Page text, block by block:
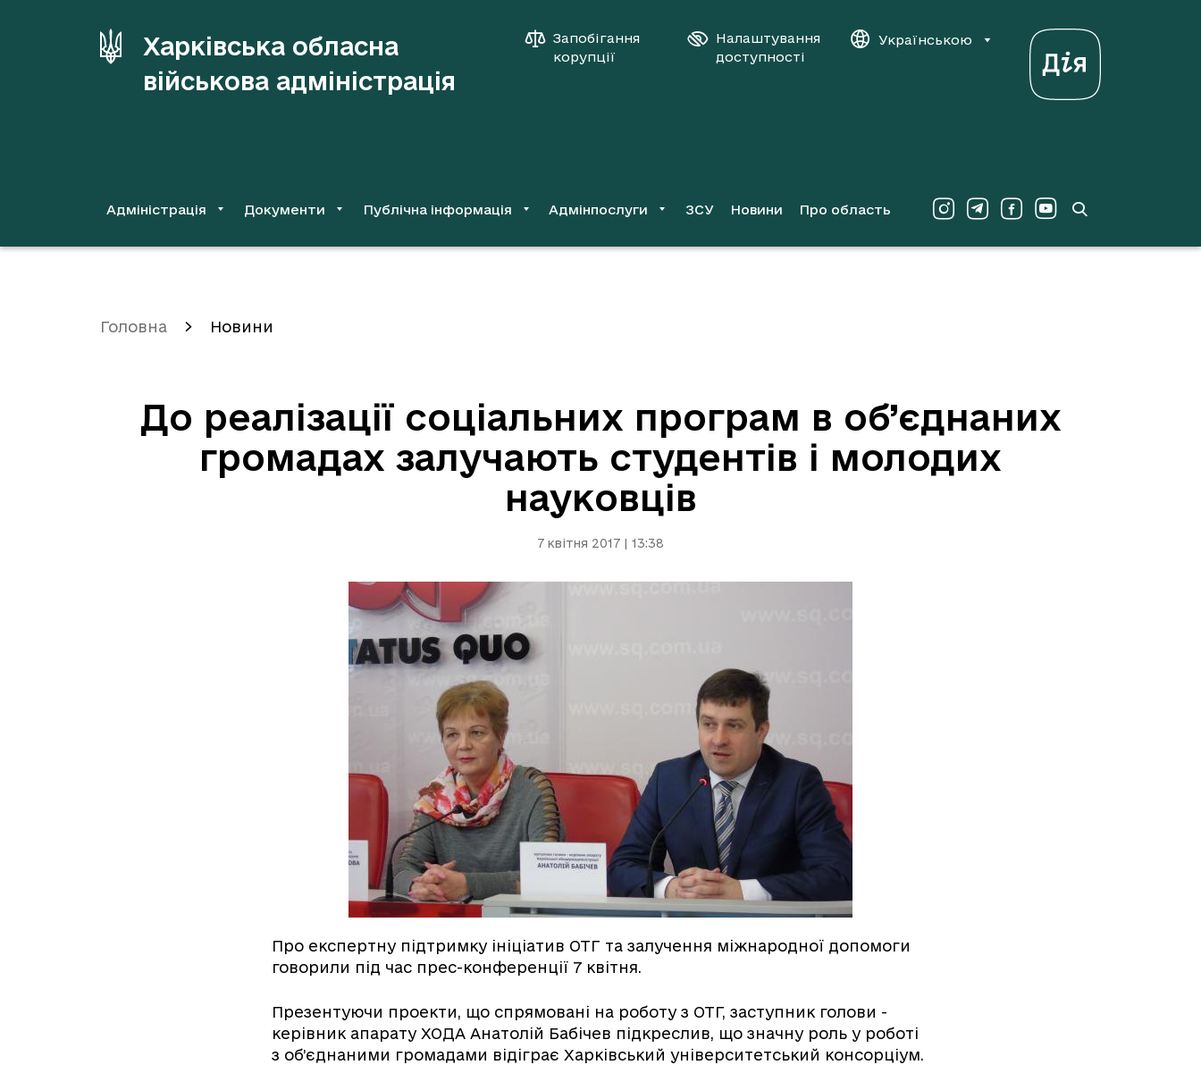
Харківська обласна
військова адміністрація
Запобігання
корупції
Налаштування
доступності
Українською
Адміністрація Документи Публічна інформація Адмінпослуги ЗСУ Новини Про область
Головна Новини
До реалізації соціальних програм в об’єднаних
громадах залучають студентів і молодих
науковців
7 квітня 2017 | 13:38
Про експертну підтримку ініціатив ОТГ та залучення міжнародної допомоги
говорили під час прес-конференції 7 квітня.
Презентуючи проекти, що спрямовані на роботу з ОТГ, заступник голови -
керівник апарату ХОДА Анатолій Бабічев підкреслив, що значну роль у роботі
з об’єднаними громадами відіграє Харківський університетський консорціум.